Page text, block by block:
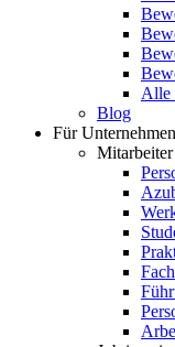
Alle
Blog
Für Unternehmen